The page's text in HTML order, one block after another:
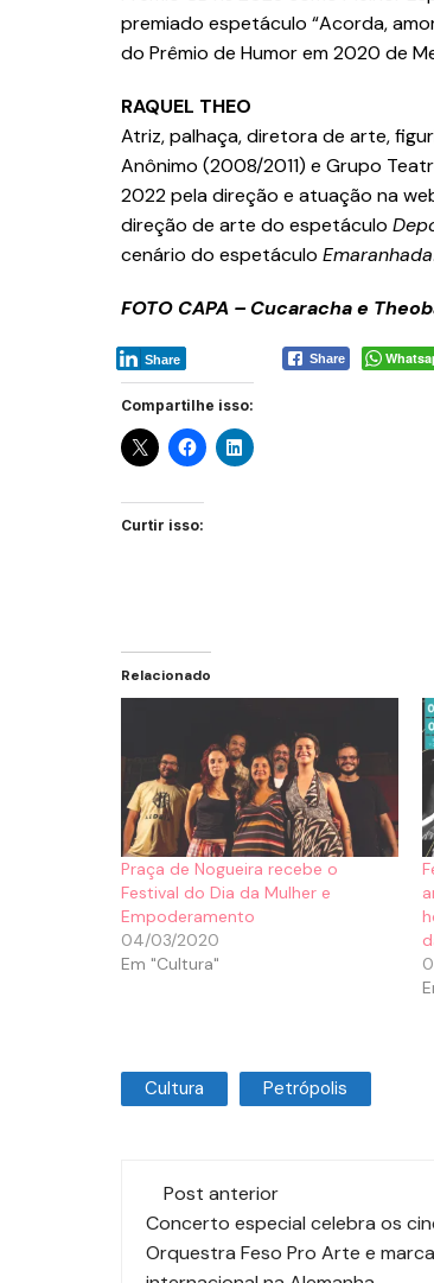
premiado espetáculo “Acorda,
do Prêmio de Humor em 2020 de
RAQUEL THEO
Atriz, palhaça, diretora de arte,
Anônimo (2008/2011) e Grupo
2022 pela direção e atuação na
direção de arte do espetáculo
cenário do espetáculo Emaranhada.
FOTO CAPA – Cucaracha e
Share
Share
Compartilhe isso:
Curtir isso:
Relacionado
Praça de Nogueira recebe o
Festival do Dia da Mulher e
Empoderamento
04/03/2020
Em "Cultura"
Cultura Petrópolis
Post anterior
Concerto especial celebra os
Orquestra Feso Pro Arte e